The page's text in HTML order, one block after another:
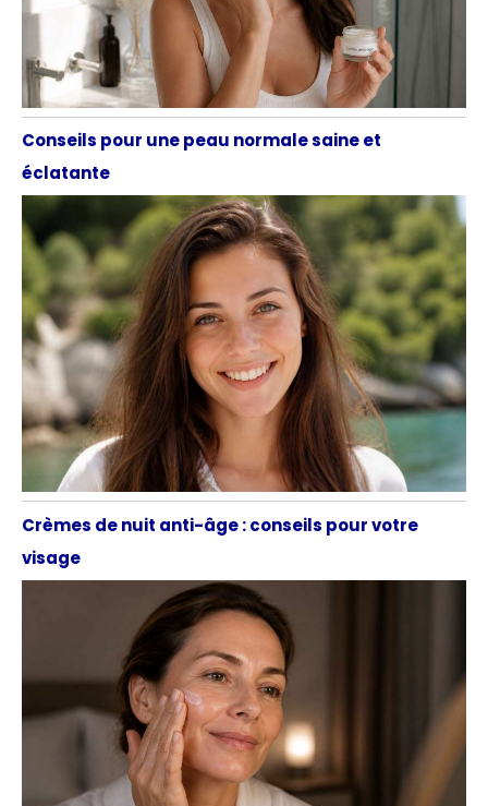
Conseils pour une peau normale saine et
éclatante
Crèmes de nuit anti-âge : conseils pour votre
visage